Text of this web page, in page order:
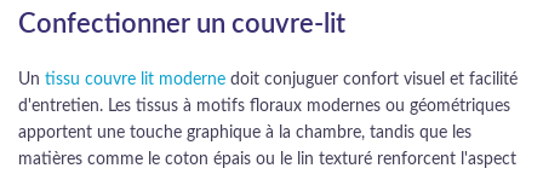
Confectionner un couvre-lit
Un tissu couvre lit moderne doit conjuguer confort visuel et facilité
d'entretien. Les tissus à motifs floraux modernes ou géométriques
apportent une touche graphique à la chambre, tandis que les
matières comme le coton épais ou le lin texturé renforcent l'aspect